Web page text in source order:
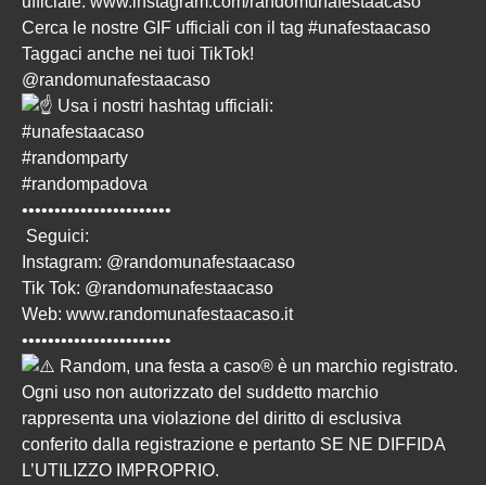
Cerca le nostre GIF ufficiali con il tag #unafestaacaso
Taggaci anche nei tuoi TikTok!
@randomunafestaacaso
Usa i nostri hashtag ufficiali:
#unafestaacaso
#randomparty
#randompadova
•••••••••••••••••••••••
Seguici:
Instagram: @randomunafestaacaso
Tik Tok: @randomunafestaacaso
Web: www.randomunafestaacaso.it
•••••••••••••••••••••••
Random, una festa a caso® è un marchio registrato.
Ogni uso non autorizzato del suddetto marchio
rappresenta una violazione del diritto di esclusiva
conferito dalla registrazione e pertanto SE NE DIFFIDA
L’UTILIZZO IMPROPRIO.